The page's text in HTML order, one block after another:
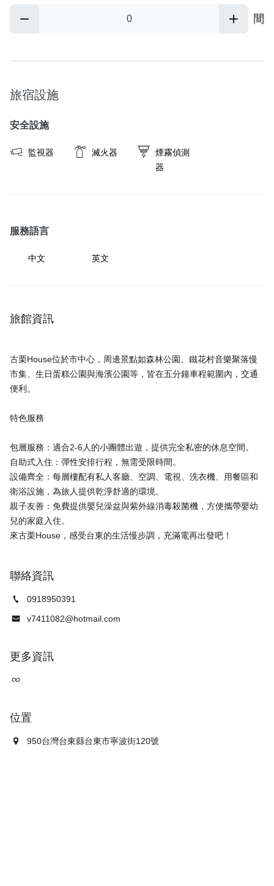
間
旅宿設施
安全設施
監視器 滅火器
煙霧偵測
器
服務語言
中文 英文
旅館資訊
古栗House位於市中心，周邊景點如森林公園、鐵花村音樂聚落慢
市集、生日蛋糕公園與海濱公園等，皆在五分鐘車程範圍內，交通
便利。
特色服務
包層服務：適合2-6人的小團體出遊，提供完全私密的休息空間。
自助式入住：彈性安排行程，無需受限時間。
設備齊全：每層樓配有私人客廳、空調、電視、洗衣機、用餐區和
衛浴設施，為旅人提供乾淨舒適的環境。
親子友善：免費提供嬰兒澡盆與紫外線消毒殺菌機，方便攜帶嬰幼
兒的家庭入住。
聯絡資訊
0918950391
v7411082@hotmail.com
更多資訊
位置
950台灣台東縣台東市寧波街120號